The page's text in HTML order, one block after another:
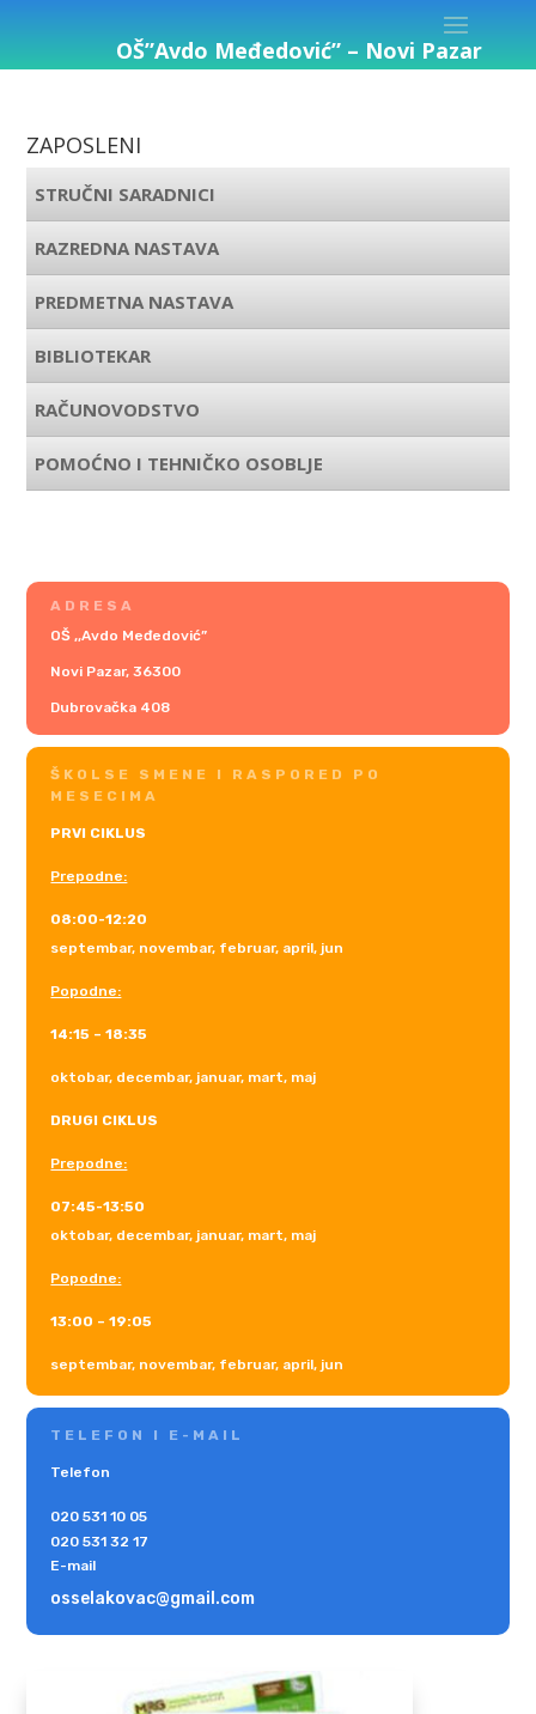
OŠ”Avdo Međedović” – Novi Pazar
ZAPOSLENI
STRUČNI SARADNICI
RAZREDNA NASTAVA
PREDMETNA NASTAVA
BIBLIOTEKAR
RAČUNOVODSTVO
POMOĆNO I TEHNIČKO OSOBLJE
ADRESA
OŠ ,,Avdo Međedović”
Novi Pazar, 36300
Dubrovačka 408
ŠKOLSE SMENE I RASPORED PO
MESECIMA
PRVI CIKLUS
Prepodne:
08:00-12:20
septembar, novembar, februar, april, jun
Popodne:
14:15 – 18:35
oktobar, decembar, januar, mart, maj
DRUGI CIKLUS
Prepodne:
07:45-13:50
oktobar, decembar, januar, mart, maj
Popodne:
13:00 – 19:05
septembar, novembar, februar, april, jun
TELEFON I E-MAIL
Telefon
020 531 10 05
020 531 32 17
E-mail
osselakovac@gmail.com